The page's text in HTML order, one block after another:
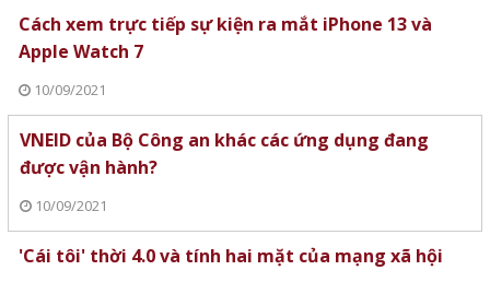
Cách xem trực tiếp sự kiện ra mắt iPhone 13 và
Apple Watch 7
10/09/2021
VNEID của Bộ Công an khác các ứng dụng đang
được vận hành?
10/09/2021
'Cái tôi' thời 4.0 và tính hai mặt của mạng xã hội